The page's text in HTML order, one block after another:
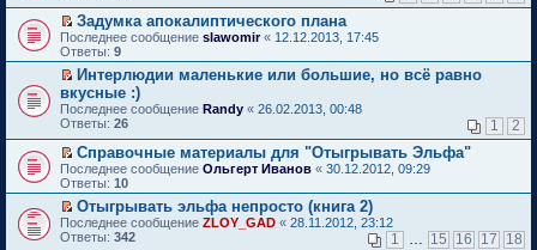
о
о
б
щ
е
н
и
ю
н
о
м
у
с
о
о
б
щ
е
н
и
ю
р
о
ч
и
а
н
н
о
м
у
с
о
о
б
щ
е
м
у
н
е
п
р
о
ч
и
а
н
н
о
м
у
с
п
е
р
в
о
м
у
н
е
п
р
о
ч
и
т
а
н
е
й
т
и
п
е
р
в
о
м
у
н
е
п
р
о
П
е
р
е
й
т
и
п
е
р
в
о
м
у
Задумка апокалиптического плана
Последнее сообщение slawomir« 12.12.2013, 17:45
Ответы: 9
П
е
р
е
й
т
и
к
п
е
р
в
Интерлюдии маленькие или большие, но всё равно
вкусные :)
Последнее сообщение Randy « 26.02.2013, 00:48
Ответы: 26 1 2
П
е
р
е
й
т
Справочные материалы для "Отыгрывать Эльфа"
Последнее сообщение Ольгерт Иванов « 30.12.2012, 09:29
Ответы: 10
П
е
Отыгрывать эльфа непросто (книга 2)
Последнее сообщение ZLOY_GAD « 28.11.2012, 23:12
Ответы: 342 1 15 16 17 18